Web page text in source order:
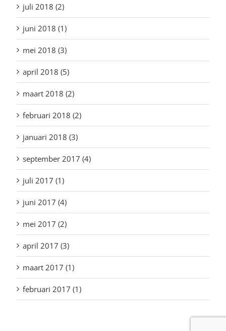
juli 2018 (2)
juni 2018 (1)
mei 2018 (3)
april 2018 (5)
maart 2018 (2)
februari 2018 (2)
januari 2018 (3)
september 2017 (4)
juli 2017 (1)
juni 2017 (4)
mei 2017 (2)
april 2017 (3)
maart 2017 (1)
februari 2017 (1)